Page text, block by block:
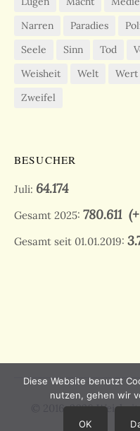
Narren
Paradies
Seele
Sinn Tod
Weisheit
Welt Wert
Zweifel
BESUCHER
Juli: 64.174
Gesamt 2025: 780.611(+
Gesamt seit 01.01.2019:
© 2016-2026
Diese Website benutzt
nutzen, gehen wir
OK